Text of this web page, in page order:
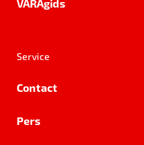
VARAgids
Service
Contact
Pers